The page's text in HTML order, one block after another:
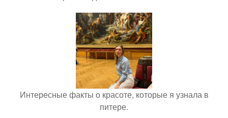
Интересные факты о красоте, которые я узнала в
питере.